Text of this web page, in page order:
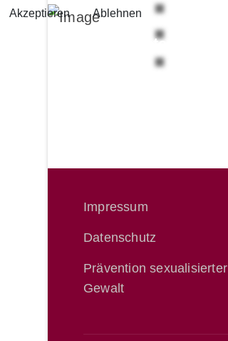
Tischtennis
Impressum
Datenschutz
Prävention sexualisierter
Gewalt
Akzeptieren Ablehnen